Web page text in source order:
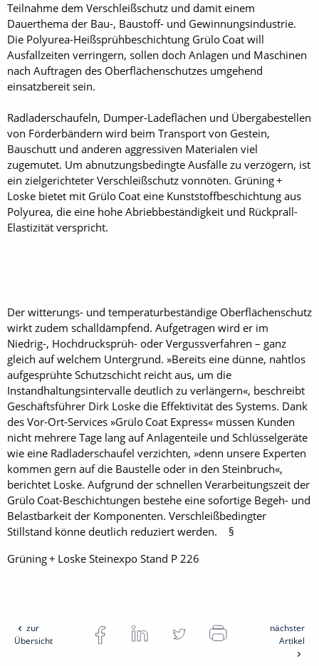
Teilnahme dem Verschleißschutz und damit einem
Dauerthema der Bau-, Baustoff- und Gewinnungsindustrie.
Die Polyurea-Heißsprühbeschichtung Grülo Coat will
Ausfallzeiten verringern, sollen doch Anlagen und Maschinen
nach Auftragen des ­Oberflächenschutzes umgehend
einsatzbereit sein.
Radladerschaufeln, Dumper-Ladeflächen und Übergabestellen
von Förderbändern wird beim Transport von Gestein,
Bauschutt und anderen aggressiven Materialen viel
zugemutet. Um abnutzungsbedingte Ausfälle zu verzögern, ist
ein zielgerichteter Verschleißschutz vonnöten. Grüning +
Loske bietet mit Grülo Coat eine Kunststoffbeschichtung aus
Polyurea, die eine hohe Abriebbeständigkeit und Rückprall-
Elastizität verspricht.
Der witterungs- und temperaturbeständige Oberflächenschutz
wirkt zudem schalldämpfend. Aufgetragen wird er im
Niedrig-, Hochdrucksprüh- oder Vergussverfahren – ganz
gleich auf welchem Untergrund. »Bereits eine dünne, nahtlos
aufgesprühte Schutzschicht reicht aus, um die
Instandhaltungsintervalle deutlich zu verlängern«, beschreibt
Geschäftsführer Dirk Loske die Effektivität des Systems. Dank
des Vor-Ort-Services »Grülo Coat Express« müssen Kunden
nicht mehrere Tage lang auf Anlagenteile und Schlüsselgeräte
wie eine Radladerschaufel verzichten, »denn unsere ­Experten
kommen gern auf die Baustelle oder in den Steinbruch«,
berichtet Loske. Aufgrund der schnellen Verarbeitungszeit der
Grülo Coat-Beschichtungen bestehe eine sofortige Begeh- und
Belastbarkeit der Komponenten. Verschleißbedingter
Stillstand könne deutlich reduziert werden. §
Grüning + Loske Steinexpo Stand P 226
zur
Übersicht
nächster
Artikel